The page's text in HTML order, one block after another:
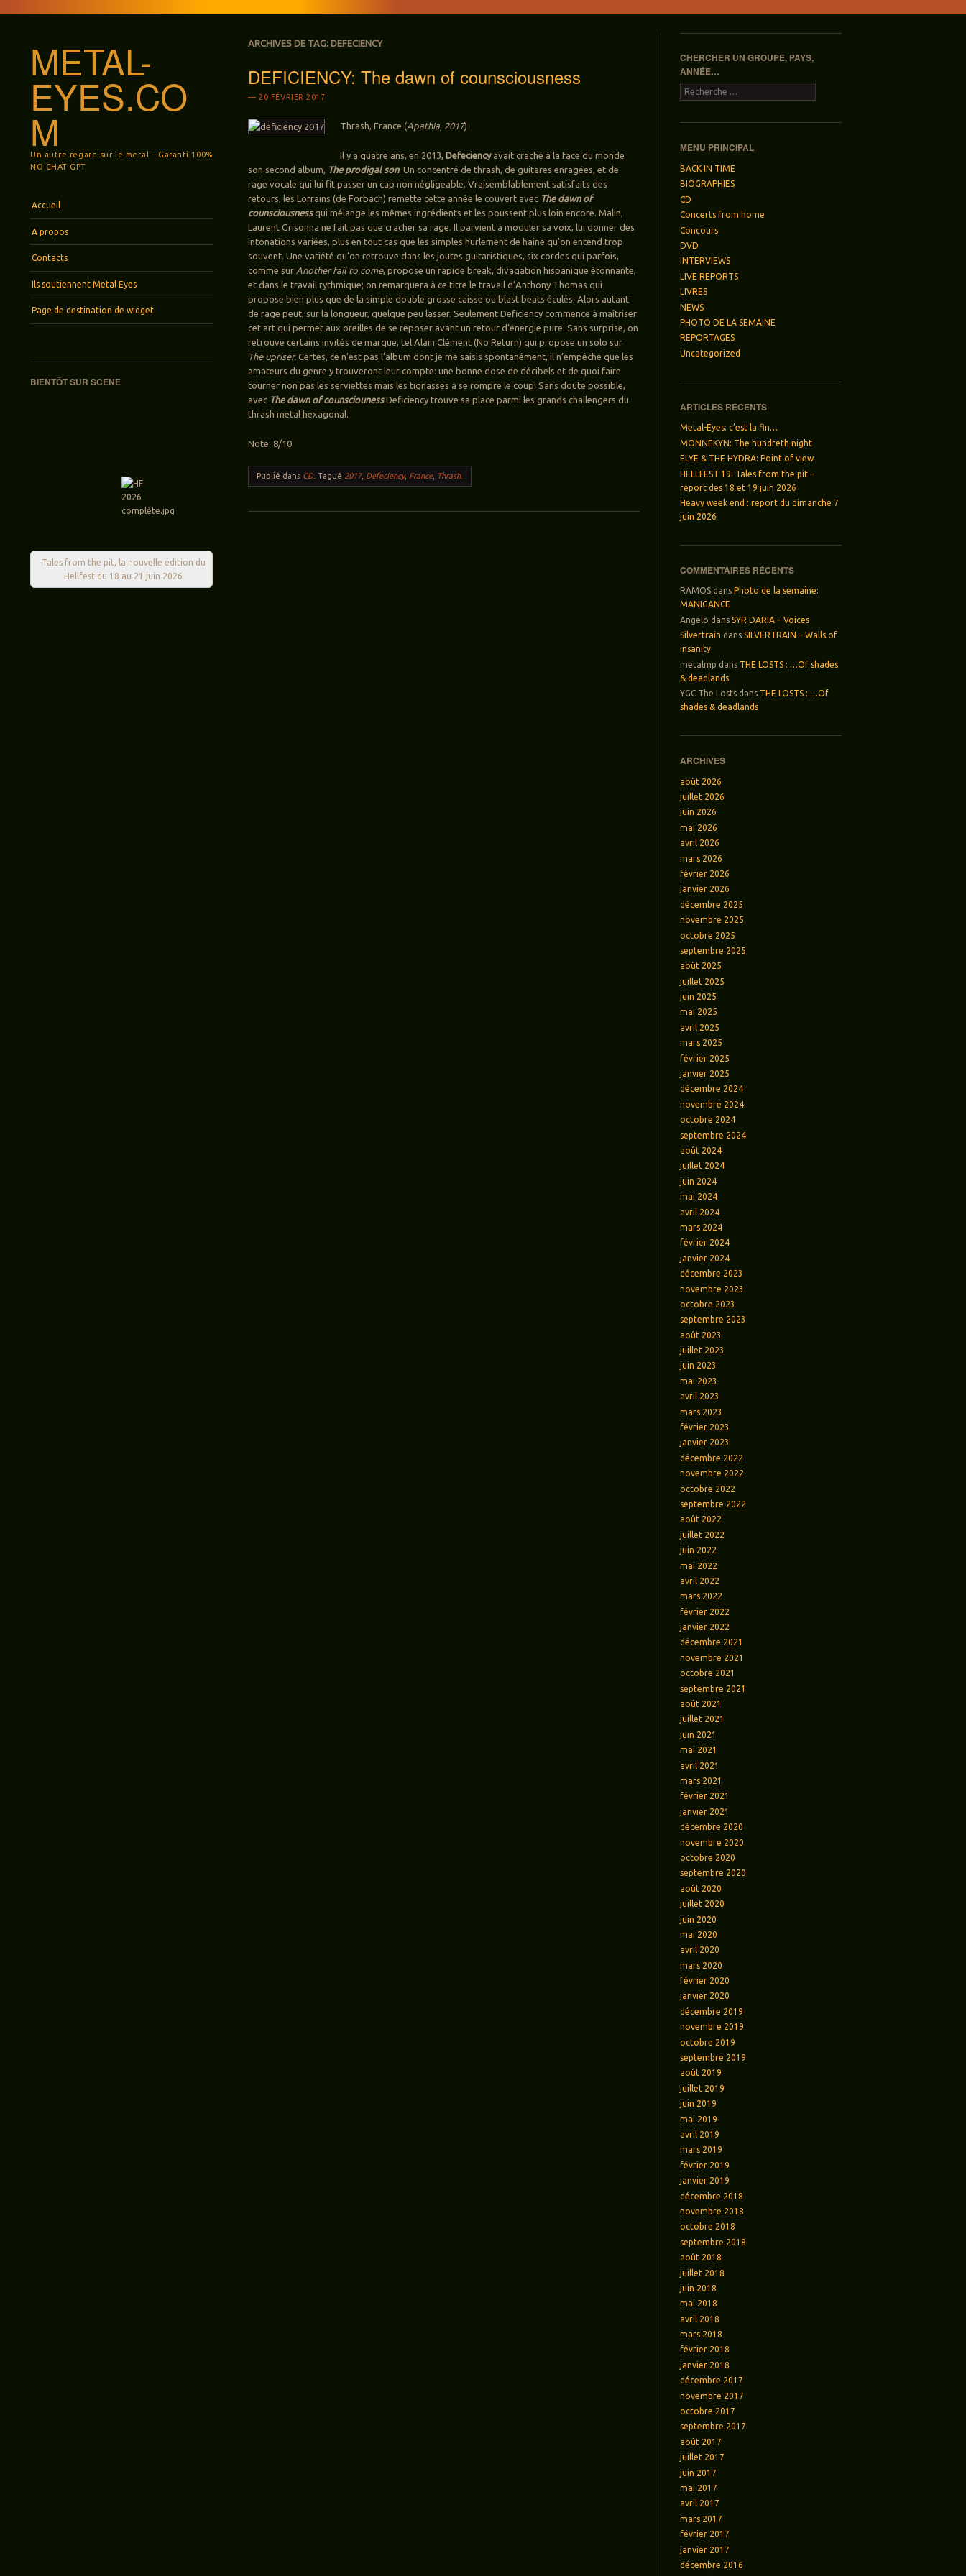
METAL-
EYES.CO
M
Un autre regard sur le metal – Garanti 100%
NO CHAT GPT
Aller au contenu principal
Accueil
A propos
Contacts
Ils soutiennent Metal Eyes
Page de destination de widget
BIENTÔT SUR SCENE
Tales from the pit, la nouvelle édition du
Hellfest du 18 au 21 juin 2026
ARCHIVES DE TAG: DEFECIENCY
DEFICIENCY: The dawn of counsciousness
20 FÉVRIER 2017
Thrash, France (Apathia, 2017)
Il y a quatre ans, en 2013,Defeciencyavait craché à la face du monde
son second album, The prodigal son. Un concentré de thrash, de guitares enragées, et de
rage vocale qui lui fit passer un cap non négligeable. Vraisemblablement satisfaits des
retours, les Lorrains (de Forbach) remette cette année le couvert avec The dawn of
counsciousnessqui mélange les mêmes ingrédients et les poussent plus loin encore. Malin,
Laurent Grisonna ne fait pas que cracher sa rage. Il parvient à moduler sa voix, lui donner des
intonations variées, plus en tout cas que les simples hurlement de haine qu’on entend trop
souvent. Une variété qu’on retrouve dans les joutes guitaristiques, six cordes qui parfois,
comme sur Another fail to come, propose un rapide break, divagation hispanique étonnante,
et dans le travail rythmique; on remarquera à ce titre le travail d’Anthony Thomas qui
propose bien plus que de la simple double grosse caisse ou blast beats éculés. Alors autant
de rage peut, sur la longueur, quelque peu lasser. Seulement Deficiency commence à maîtriser
cet art qui permet aux oreilles de se reposer avant un retour d’énergie pure. Sans surprise, on
retrouve certains invités de marque, tel Alain Clément (No Return) qui propose un solo sur
The upriser. Certes, ce n’est pas l’album dont je me saisis spontanément, il n’empêche que les
amateurs du genre y trouveront leur compte: une bonne dose de décibels et de quoi faire
tourner non pas les serviettes mais les tignasses à se rompre le coup! Sans doute possible,
avec The dawn of counsciounessDeficiency trouve sa place parmi les grands challengers du
thrash metal hexagonal.
Note: 8/10
Publié dans CD.Tagué 2017, Defeciency, France, Thrash.
CHERCHER UN GROUPE, PAYS,
ANNÉE…
Recherche
MENU PRINCIPAL
BACK IN TIME
BIOGRAPHIES
CD
Concerts from home
Concours
DVD
INTERVIEWS
LIVE REPORTS
LIVRES
NEWS
PHOTO DE LA SEMAINE
REPORTAGES
Uncategorized
ARTICLES RÉCENTS
Metal-Eyes: c’est la fin…
MONNEKYN: The hundreth night
ELYE & THE HYDRA: Point of view
HELLFEST 19: Tales from the pit –
report des 18 et 19 juin 2026
Heavy week end : report du dimanche 7
juin 2026
COMMENTAIRES RÉCENTS
RAMOS dans Photo de la semaine:
MANIGANCE
Angelo dansSYR DARIA – Voices
Silvertrain dansSILVERTRAIN – Walls of
insanity
metalmp dans THE LOSTS : …Of shades
& deadlands
YGC The Losts dans THE LOSTS : …Of
shades & deadlands
ARCHIVES
août 2026
juillet 2026
juin 2026
mai 2026
avril 2026
mars 2026
février 2026
janvier 2026
décembre 2025
novembre 2025
octobre 2025
septembre 2025
août 2025
juillet 2025
juin 2025
mai 2025
avril 2025
mars 2025
février 2025
janvier 2025
décembre 2024
novembre 2024
octobre 2024
septembre 2024
août 2024
juillet 2024
juin 2024
mai 2024
avril 2024
mars 2024
février 2024
janvier 2024
décembre 2023
novembre 2023
octobre 2023
septembre 2023
août 2023
juillet 2023
juin 2023
mai 2023
avril 2023
mars 2023
février 2023
janvier 2023
décembre 2022
novembre 2022
octobre 2022
septembre 2022
août 2022
juillet 2022
juin 2022
mai 2022
avril 2022
mars 2022
février 2022
janvier 2022
décembre 2021
novembre 2021
octobre 2021
septembre 2021
août 2021
juillet 2021
juin 2021
mai 2021
avril 2021
mars 2021
février 2021
janvier 2021
décembre 2020
novembre 2020
octobre 2020
septembre 2020
août 2020
juillet 2020
juin 2020
mai 2020
avril 2020
mars 2020
février 2020
janvier 2020
décembre 2019
novembre 2019
octobre 2019
septembre 2019
août 2019
juillet 2019
juin 2019
mai 2019
avril 2019
mars 2019
février 2019
janvier 2019
décembre 2018
novembre 2018
octobre 2018
septembre 2018
août 2018
juillet 2018
juin 2018
mai 2018
avril 2018
mars 2018
février 2018
janvier 2018
décembre 2017
novembre 2017
octobre 2017
septembre 2017
août 2017
juillet 2017
juin 2017
mai 2017
avril 2017
mars 2017
février 2017
janvier 2017
décembre 2016